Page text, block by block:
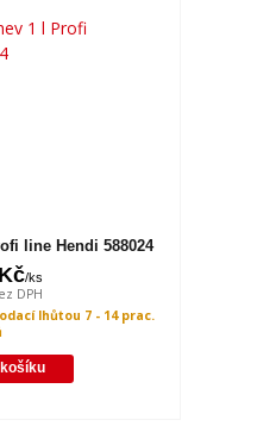
line Hendi 588024
/ks
DPH
lhůtou 7 - 14 prac.